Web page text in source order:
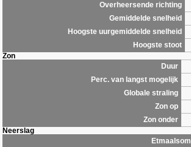
Overheersende richting
Gemiddelde snelheid
Hoogste uurgemiddelde snelheid
Hoogste stoot
Zon
Duur
Perc. van langst mogelijk
Globale straling
Zon op
Zon onder
Neerslag
Etmaalsom